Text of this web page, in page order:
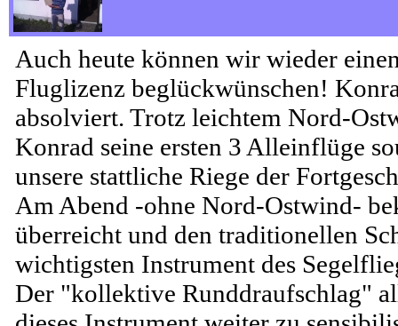
Auch heute können wir wieder
Fluglizenz beglückwünschen!
absolviert. Trotz leichtem Nord-
Konrad seine ersten 3 Alleinflüge
unsere stattliche Riege der
Am Abend -ohne Nord-Ostwind-
überreicht und den traditionellen
wichtigsten Instrument des
Der "kollektive Runddraufschlag"